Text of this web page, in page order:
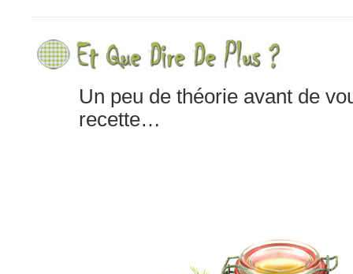
Un peu de théorie avant de
recette…